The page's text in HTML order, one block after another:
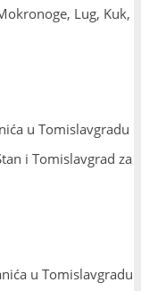
Lug, Kuk,
u Tomislavgradu
i Tomislavgrad za
u Tomislavgradu